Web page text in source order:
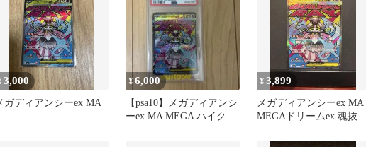
3,000
ガディアンシーex MA
¥6,000
【psa10】メガディアンシ
ーex MA MEGA ハイクラ
¥3,899
メガディアンシーex MA
MEGAドリームex 魂抜け